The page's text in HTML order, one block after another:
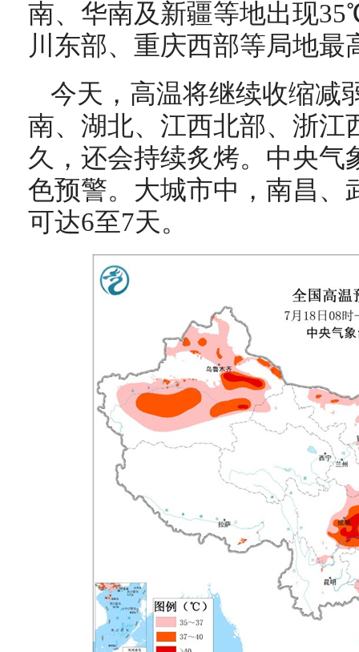
南、华南及新疆等地出现
川东部、重庆西部等局地
今天，高温将继续收缩减
南、湖北、江西北部、浙江
久，还会持续炙烤。中央气
色预警。 大城市中，南昌、
可达6至7天。